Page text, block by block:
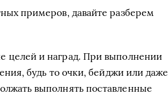
примеров, давайте разберем
целей и наград. При выполнении
будь то очки, бейджи или даже
выполнять поставленные